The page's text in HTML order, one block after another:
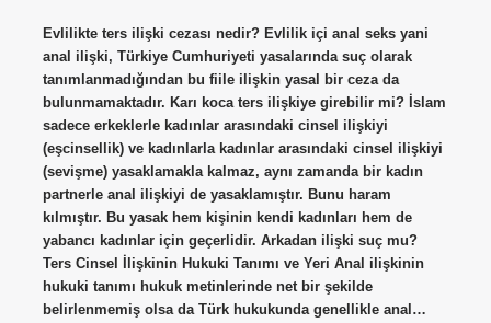
Evlilikte ters ilişki cezası nedir? Evlilik içi anal seks yani
anal ilişki, Türkiye Cumhuriyeti yasalarında suç olarak
tanımlanmadığından bu fiile ilişkin yasal bir ceza da
bulunmamaktadır. Karı koca ters ilişkiye girebilir mi? İslam
sadece erkeklerle kadınlar arasındaki cinsel ilişkiyi
(eşcinsellik) ve kadınlarla kadınlar arasındaki cinsel ilişkiyi
(sevişme) yasaklamakla kalmaz, aynı zamanda bir kadın
partnerle anal ilişkiyi de yasaklamıştır. Bunu haram
kılmıştır. Bu yasak hem kişinin kendi kadınları hem de
yabancı kadınlar için geçerlidir. Arkadan ilişki suç mu?
Ters Cinsel İlişkinin Hukuki Tanımı ve Yeri Anal ilişkinin
hukuki tanımı hukuk metinlerinde net bir şekilde
belirlenmemiş olsa da Türk hukukunda genellikle anal…